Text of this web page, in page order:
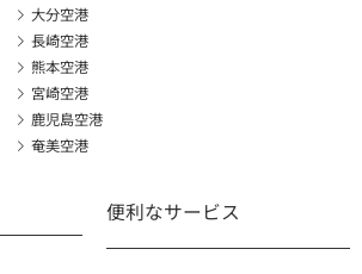
大分空港
長崎空港
熊本空港
宮崎空港
鹿児島空港
奄美空港
便利なサービス